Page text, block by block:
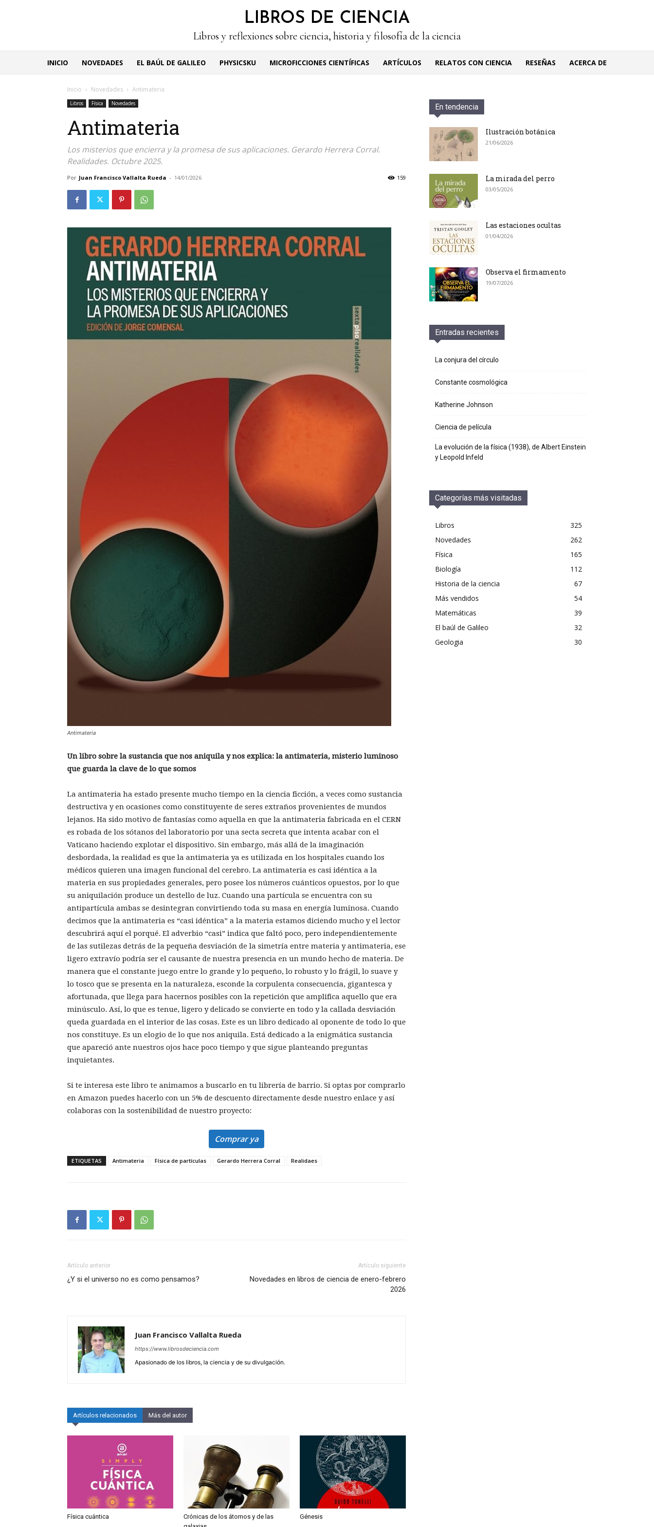
LIBROS DE CIENCIA
Libros y reflexiones sobre ciencia, historia y filosofía de la ciencia
INICIO NOVEDADES EL BAÚL DE GALILEO PHYSICSKU MICROFICCIONES CIENTÍFICAS ARTÍCULOS RELATOS CON CIENCIA RESEÑAS ACERCA DE
Inicio Novedades Antimateria
Libros Física Novedades
Antimateria
Los misterios que encierra y la promesa de sus aplicaciones. Gerardo Herrera Corral.
Realidades. Octubre 2025.
Por Juan Francisco Vallalta Rueda - 14/01/2026 159
Antimateria
Un libro sobre la sustancia que nos aniquila y nos explica: la antimateria, misterio luminoso
que guarda la clave de lo que somos
La antimateria ha estado presente mucho tiempo en la ciencia ficción, a veces como sustancia
destructiva y en ocasiones como constituyente de seres extraños provenientes de mundos
lejanos. Ha sido motivo de fantasías como aquella en que la antimateria fabricada en el CERN
es robada de los sótanos del laboratorio por una secta secreta que intenta acabar con el
Vaticano haciendo explotar el dispositivo. Sin embargo, más allá de la imaginación
desbordada, la realidad es que la antimateria ya es utilizada en los hospitales cuando los
médicos quieren una imagen funcional del cerebro. La antimateria es casi idéntica a la
materia en sus propiedades generales, pero posee los números cuánticos opuestos, por lo que
su aniquilación produce un destello de luz. Cuando una partícula se encuentra con su
antipartícula ambas se desintegran convirtiendo toda su masa en energía luminosa. Cuando
decimos que la antimateria es “casi idéntica” a la materia estamos diciendo mucho y el lector
descubrirá aquí el porqué. El adverbio “casi” indica que faltó poco, pero independientemente
de las sutilezas detrás de la pequeña desviación de la simetría entre materia y antimateria, ese
ligero extravío podría ser el causante de nuestra presencia en un mundo hecho de materia. De
manera que el constante juego entre lo grande y lo pequeño, lo robusto y lo frágil, lo suave y
lo tosco que se presenta en la naturaleza, esconde la corpulenta consecuencia, gigantesca y
afortunada, que llega para hacernos posibles con la repetición que amplifica aquello que era
minúsculo. Así, lo que es tenue, ligero y delicado se convierte en todo y la callada desviación
queda guardada en el interior de las cosas. Este es un libro dedicado al oponente de todo lo que
nos constituye. Es un elogio de lo que nos aniquila. Está dedicado a la enigmática sustancia
que apareció ante nuestros ojos hace poco tiempo y que sigue planteando preguntas
inquietantes.
Si te interesa este libro te animamos a buscarlo en tu librería de barrio. Si optas por comprarlo
en Amazon puedes hacerlo con un 5% de descuento directamente desde nuestro enlace y así
colaboras con la sostenibilidad de nuestro proyecto:
Comprar ya
ETIQUETAS Antimateria Física de partículas Gerardo Herrera Corral Realidaes
Artículo anterior
¿Y si el universo no es como pensamos?
Artículo siguiente
Novedades en libros de ciencia de enero-febrero
2026
Juan Francisco Vallalta Rueda
https://www.librosdeciencia.com
Apasionado de los libros, la ciencia y de su divulgación.
Artículos relacionados Más del autor
Física cuántica
Crónicas de los átomos y de las
Génesis
En tendencia
Ilustración botánica
21/06/2026
La mirada del perro
03/05/2026
Las estaciones ocultas
01/04/2026
Observa el firmamento
19/07/2026
Entradas recientes
La conjura del círculo
Constante cosmológica
Katherine Johnson
Ciencia de película
La evolución de la física (1938), de Albert Einstein
y Leopold Infeld
Categorías más visitadas
Libros
325
Novedades
262
Física
165
Biología
112
Historia de la ciencia
67
Más vendidos
54
Matemáticas
39
El baúl de Galileo
32
Geologia
30